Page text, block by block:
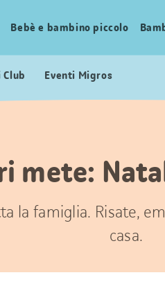
Bebè e bambino piccolo
Eventi Migros
mete:
la famiglia. Risate,
casa.